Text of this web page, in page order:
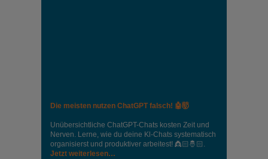
Die meisten nutzen ChatGPT falsch! 🤖🤯
Unübersichtliche ChatGPT-Chats kosten Zeit und
Nerven. Lerne, wie du deine Kl-Chats systematisch
organisierst und produktiver arbeitest! 👸🏻🤴🏻.
Jetzt weiterlesen…